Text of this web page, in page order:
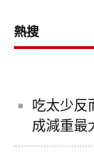
熱搜
吃太少反
成減重最